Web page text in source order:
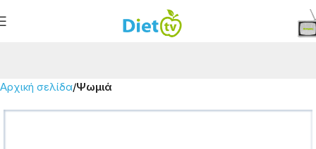
Αρχική σελίδα Ψωμιά